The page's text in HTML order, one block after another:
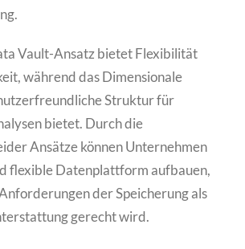
Vault-Ansatz bietet Flexibilität
während das Dimensionale
Struktur für
bietet. Durch die
Ansätze können Unternehmen
flexible Datenplattform aufbauen,
der Speicherung als
gerecht wird.